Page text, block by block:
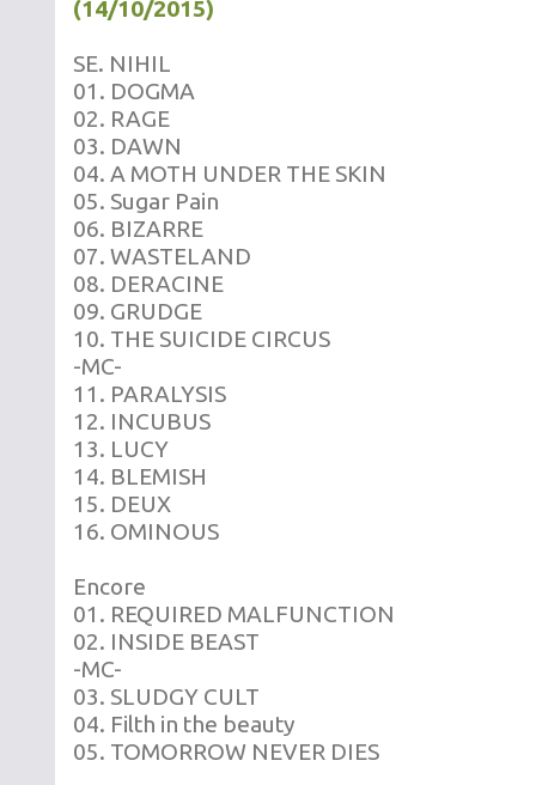
(14/10/2015)
SE. NIHIL
01. DOGMA
02. RAGE
03. DAWN
04. A MOTH UNDER THE SKIN
05. Sugar Pain
06. BIZARRE
07. WASTELAND
08. DERACINE
09. GRUDGE
10. THE SUICIDE CIRCUS
-MC-
11. PARALYSIS
12. INCUBUS
13. LUCY
14. BLEMISH
15. DEUX
16. OMINOUS
Encore
01. REQUIRED MALFUNCTION
02. INSIDE BEAST
-MC-
03. SLUDGY CULT
04. Filth in the beauty
05. TOMORROW NEVER DIES